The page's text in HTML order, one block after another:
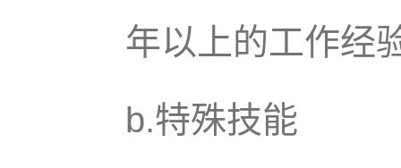
年以上的工作经
b.特殊技能